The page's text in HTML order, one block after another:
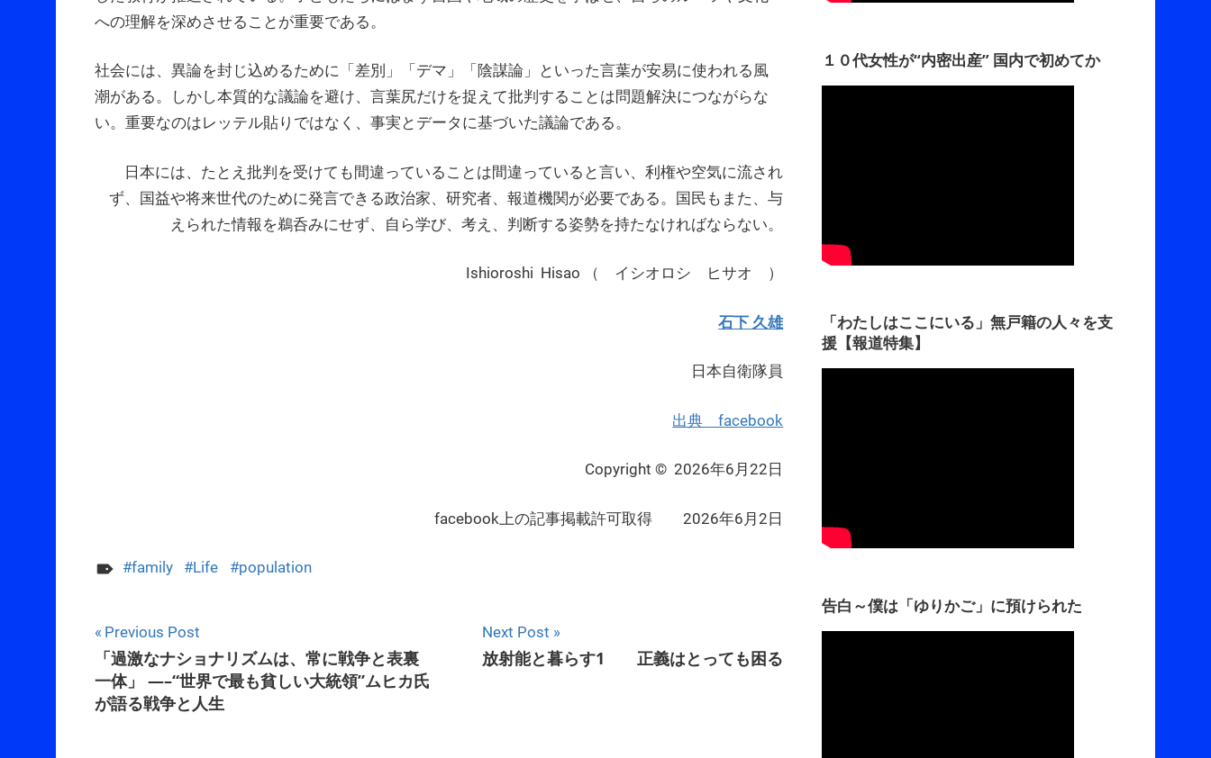
への理解を深めさせることが重要である。
社会には、異論を封じ込めるために「差別」「デマ」「陰謀論」といった言葉が安易に使われる風
潮がある。しかし本質的な議論を避け、言葉尻だけを捉えて批判することは問題解決につながらな
い。重要なのはレッテル貼りではなく、事実とデータに基づいた議論である。
日本には、たとえ批判を受けても間違っていることは間違っていると言い、利権や空気に流され
ず、国益や将来世代のために発言できる政治家、研究者、報道機関が必要である。国民もまた、与
えられた情報を鵜呑みにせず、自ら学び、考え、判断する姿勢を持たなければならない。
Ishioroshi Hisao （ イシオロシ ヒサオ ）
石下 久雄
日本自衛隊員
出典 facebook
Copyright © 2026年6月22日
facebook上の記事掲載許可取得 2026年6月2日
family Life population
Post
navigation
Previous Post
「過激なナショナリズムは、常に戦争と表裏
一体」 —–“世界で最も貧しい大統領”ムヒカ氏
が語る戦争と人生
Next Post
放射能と暮らす1 正義はとっても困る
１０代女性が“内密出産” 国内で初めてか
「わたしはここにいる」無戸籍の人々を支
援【報道特集】
告白～僕は「ゆりかご」に預けられた